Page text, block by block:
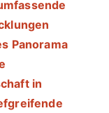
Panorama
in